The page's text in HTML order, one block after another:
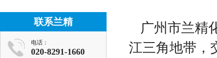
联系兰精
电话：
020-8291-1660
广州市兰精
江三角地带，